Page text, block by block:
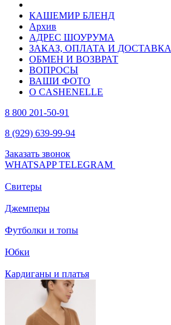
КАШЕМИР БЛЕНД
Архив
АДРЕС ШОУРУМА
ЗАКАЗ, ОПЛАТА И ДОСТАВКА
ОБМЕН И ВОЗВРАТ
ВОПРОСЫ
ВАШИ ФОТО
О CASHENELLE
8 800 201-50-91
8 (929) 639-99-94
Заказать звонок
WHATSAPPTELEGRAM
Свитеры
Джемперы
Футболки и топы
Юбки
Кардиганы и платья